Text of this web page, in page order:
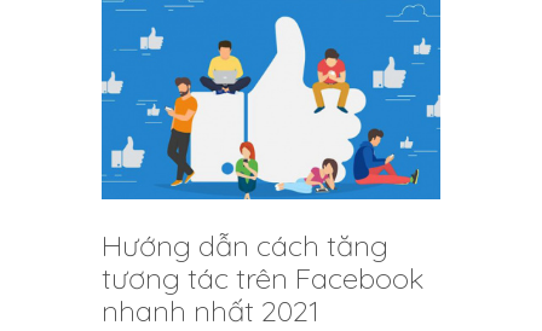
Hướng dẫn cách tăng
tương tác trên Facebook
nhanh nhất 2021